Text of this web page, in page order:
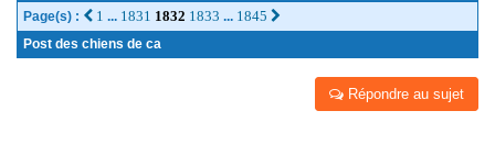
Page(s) : 1 ... 1831 1832 1833 ... 1845
Post des chiens de ca
Répondre au sujet